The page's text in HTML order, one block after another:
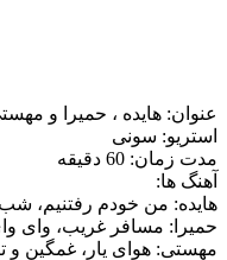
عنوان: هایده ، حمیرا و
استریو: سونی
مدت زمان: 60 دقیقه
آهنگ ها:
هایده: من خودم رفتنیم،
حمیرا: مسافر غریب، وای
مهستی: هوای یار، غمگین و